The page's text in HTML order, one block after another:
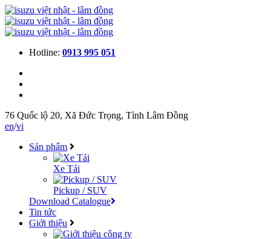
Hotline: 0913 995 051
76 Quốc lộ 20, Xã Đức Trọng, Tỉnh Lâm Đồng
en/vi
Sản phẩm
Xe Tải
Pickup / SUV
Download Catalogue
Tin tức
Giới thiệu